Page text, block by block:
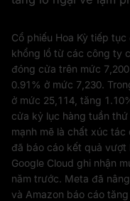
Cổ phiếu Hoa Kỳ tiếp
khổng lồ từ các công ty
đóng cửa trên mức
0.91% ở mức 7,230.
ở mức 25,114, tăng
cửa kỷ lục hàng tuần
mạnh mẽ là chất xúc
đã báo cáo kết quả
Google Cloud ghi nhận
năm trước. Meta đã
và Amazon báo cáo